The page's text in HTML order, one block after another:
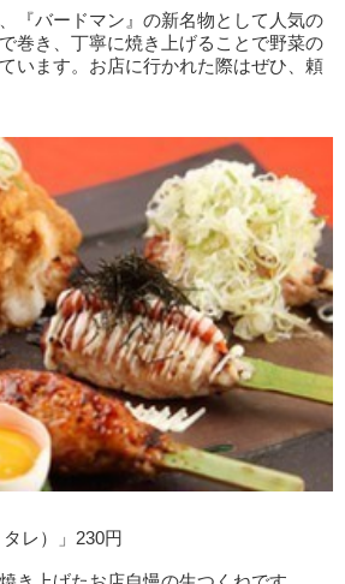
『バードマン』の新名物として人気の
巻き、丁寧に焼き上げることで野菜の
います。お店に行かれた際はぜひ、頼
レ）」230円